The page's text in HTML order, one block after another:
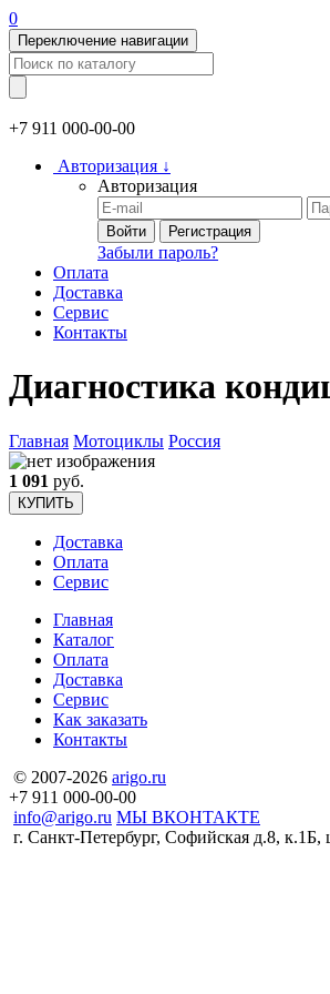
0
Переключение навигации
+7 911 000-00-00
Авторизация ↓
Авторизация
Войти Регистрация
Забыли пароль?
Оплата
Доставка
Сервис
Контакты
Диагностика
Главная Мотоциклы Россия
1 091 руб.
КУПИТЬ
Доставка
Оплата
Сервис
Главная
Каталог
Оплата
Доставка
Сервис
Как заказать
Контакты
© 2007-2026 arigo.ru
+7 911 000-00-00
info@arigo.ru МЫ ВКОНТАКТЕ
г. Санкт-Петербург, Софийская д.8,